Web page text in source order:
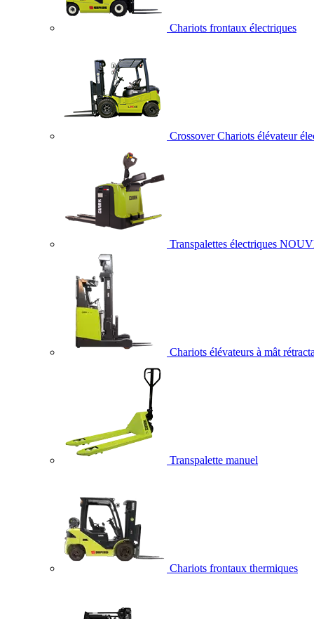
Chariots frontaux électriques
Crossover Chariots élévateur
Transpalettes électriques
Chariots élévateurs à mât
Transpalette manuel
Chariots frontaux thermiques